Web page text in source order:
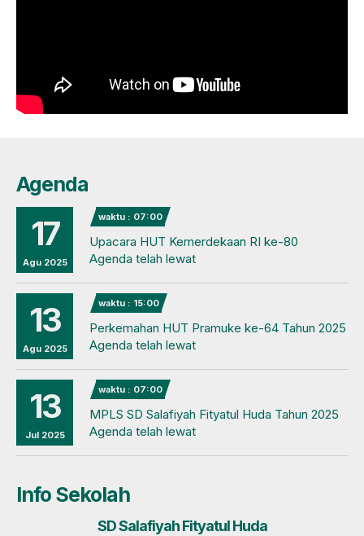
Agenda
17
Agu 2025
waktu : 07:00
Upacara HUT Kemerdekaan RI ke-80
Agenda telah lewat
13
Agu 2025
waktu : 15:00
Perkemahan HUT Pramuke ke-64 Tahun 2025
Agenda telah lewat
13
Jul 2025
waktu : 07:00
MPLS SD Salafiyah Fityatul Huda Tahun 2025
Agenda telah lewat
Info Sekolah
SD Salafiyah Fityatul Huda